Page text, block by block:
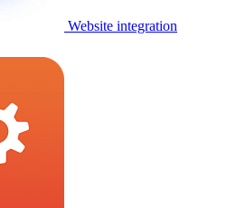
Website integration